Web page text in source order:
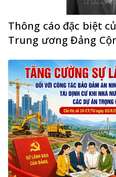
Thông cáo đặc biệt
Trung ương Đảng